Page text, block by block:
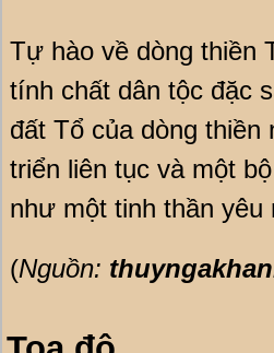
Tự hào về dòng thiền
tính chất dân tộc đặc
đất Tổ của dòng
triển liên tục và một
như một tinh thần
(Nguồn: